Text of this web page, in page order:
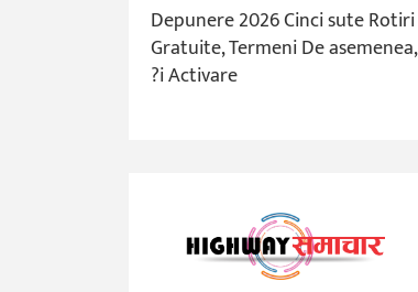
Depunere 2026 Cinci sute Rotiri
Gratuite, Termeni De asemenea,
?i Activare